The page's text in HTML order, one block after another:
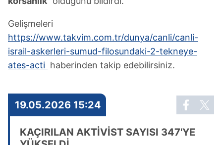
Gelişmeleri
https://www.takvim.com.tr/dunya/canli/canli-
israil-askerleri-sumud-filosundaki-2-tekneye-
ates-acti haberinden takip edebilirsiniz.
19.05.2026 15:24
KAÇIRILAN AKTİVİST SAYISI 347'YE